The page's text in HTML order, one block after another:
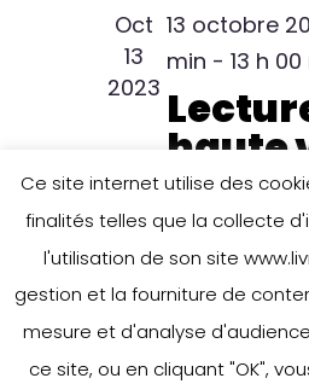
Oct
13
2023
13 octobre
min - 13 h
haute
Oct
12
2023
12 octobre
min -13 h
haute
Ce site internet utilise des
finalités telles que la collecte
l'utilisation de son site
gestion et la fourniture de
mesure et d'analyse
ce site, ou en cliquant "OK",